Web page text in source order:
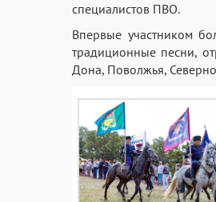
специалистов ПВО.
Впервые участником
традиционные песни,
Дона, Поволжья,